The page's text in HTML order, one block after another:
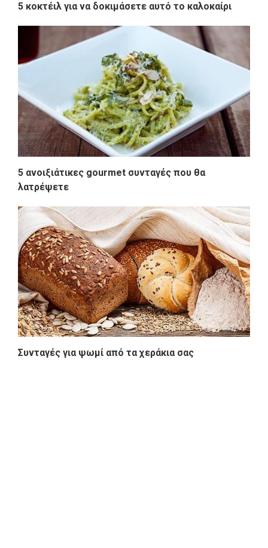
5 κοκτέιλ για να δοκιμάσετε αυτό το καλοκαίρι
5 ανοιξιάτικες gourmet συνταγές που θα
λατρέψετε
Συνταγές για ψωμί από τα χεράκια σας